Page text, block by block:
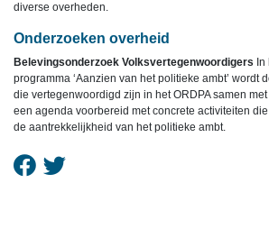
diverse overheden.
Onderzoeken overheid
Belevingsonderzoek Volksvertegenwoordigers
programma ‘Aanzien van het politieke ambt’ wordt
die vertegenwoordigd zijn in het ORDPA samen
een agenda voorbereid met concrete activiteiten
de aantrekkelijkheid van het politieke ambt.